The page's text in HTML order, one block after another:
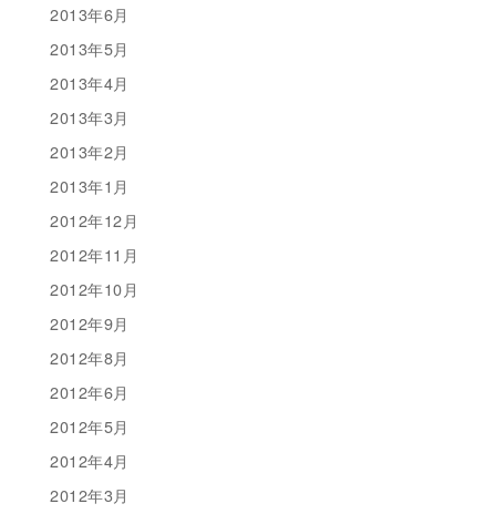
2013年6月
2013年5月
2013年4月
2013年3月
2013年2月
2013年1月
2012年12月
2012年11月
2012年10月
2012年9月
2012年8月
2012年6月
2012年5月
2012年4月
2012年3月